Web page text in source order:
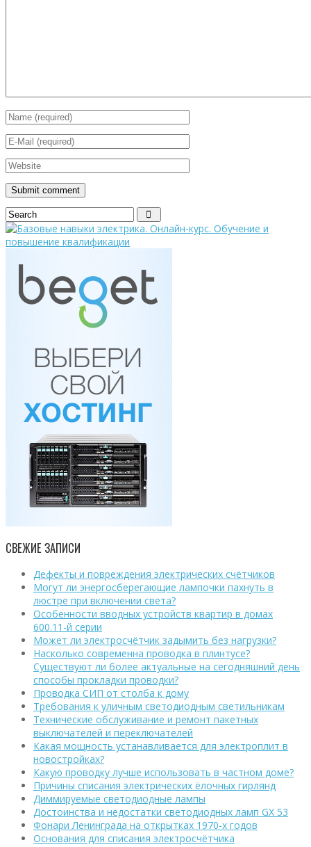
СВЕЖИЕ ЗАПИСИ
Дефекты и повреждения электрических счётчиков
Могут ли энергосберегающие лампочки пахнуть в
люстре при включении света?
Особенности вводных устройств квартир в домах
600.11-й серии
Может ли электросчётчик задымить без нагрузки?
Насколько современна проводка в плинтусе?
Существуют ли более актуальные на сегодняшний день
способы прокладки проводки?
Проводка СИП от столба к дому
Требования к уличным светодиодным светильникам
Технические обслуживание и ремонт пакетных
выключателей и переключателей
Какая мощность устанавливается для электроплит в
новостройках?
Какую проводку лучше использовать в частном доме?
Причины списания электрических ёлочных гирлянд
Диммируемые светодиодные лампы
Достоинства и недостатки светодиодных ламп GX 53
Фонари Ленинграда на открытках 1970-х годов
Основания для списания электросчётчика